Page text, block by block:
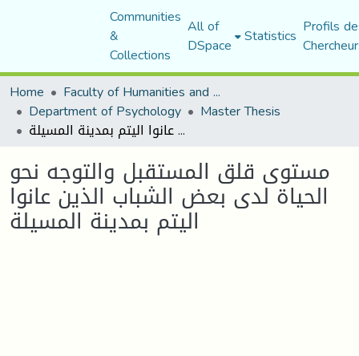
Communities
&
Collections
All of
DSpace Statistics Profils
Home
Faculty of Humanities and Social Sciences
Department of Psychology Master Thesis
مستوى قلق المستقبل والتوجه نحو الحياة لدى بعض الشباب الذين عانوا اليتم بمدينة المسيلة
مستوى قلق المستقبل والتوجه نحو
الحياة لدى بعض الشباب الذين عانوا
اليتم بمدينة المسيلة